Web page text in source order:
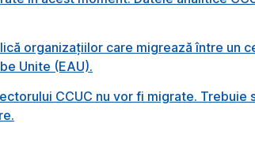
organizațiilor care migrează între un
Unite (EAU).
CCUC nu vor fi migrate. Trebuie